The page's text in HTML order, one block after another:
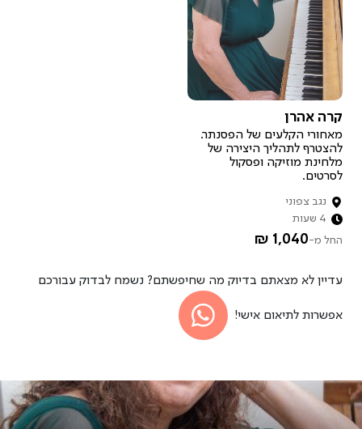
Instagram
איך זה עובד?
קרה אהרן
מאחורי הקלעים של הפסנתר.
להצטרף לתהליך היצירה של
מלחינת מוזיקה ופסקול
לסרטים.
נגב צפוני
4 שעות
החל מ-1,040 ₪
עדיין לא מצאתם בדיוק מה שחיפשתם? נשמח לבדוק עבורכם
אפשרות לתיאום אישי!